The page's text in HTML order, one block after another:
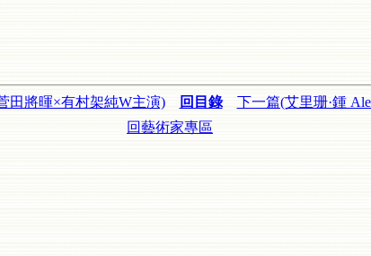
田將暉×有村架純W主演) 回目錄
下一篇(艾里珊·鍾
回藝術家專區